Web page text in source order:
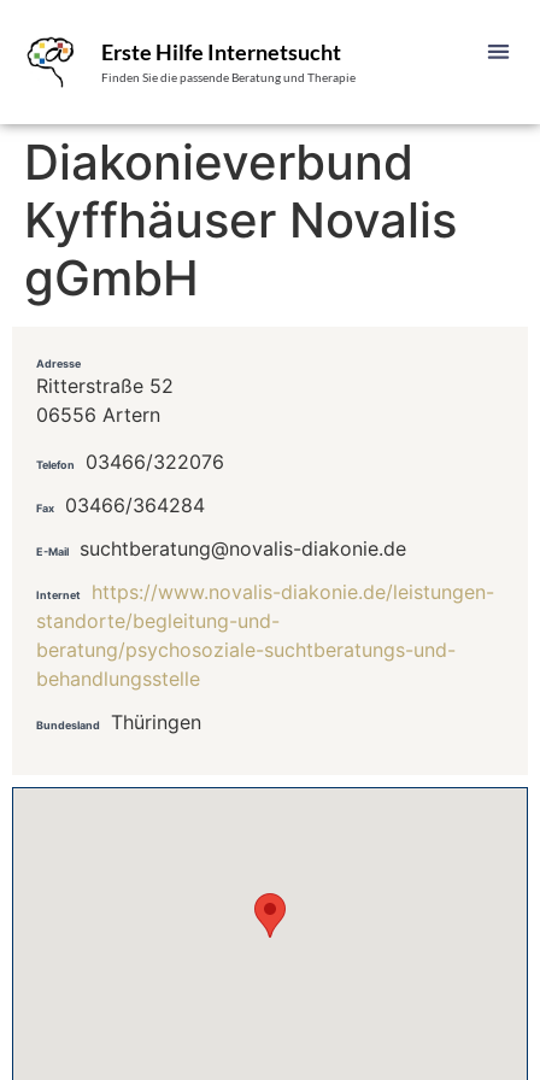
Erste Hilfe Internetsucht
Finden Sie die passende Beratung und Therapie
Diakonieverbund
Kyffhäuser Novalis
gGmbH
Adresse
Ritterstraße 52
06556 Artern
Telefon 03466/322076
Fax 03466/364284
E-Mail suchtberatung@novalis-diakonie.de
Internet
https://www.novalis-diakonie.de/leistungen-
standorte/begleitung-und-
beratung/psychosoziale-suchtberatungs-und-
behandlungsstelle
Bundesland Thüringen